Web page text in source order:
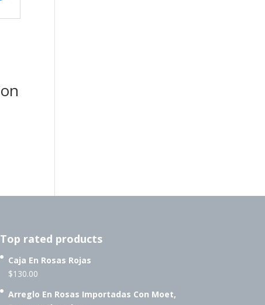
Top rated products
Caja En Rosas Rojas
$130.00
Arreglo En Rosas Importadas Con Moet,